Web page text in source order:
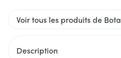
Voir tous les produits de Bota
Description